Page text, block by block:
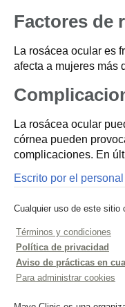
Factores de
La rosácea ocular es
afecta a mujeres más
La rosácea ocular
córnea pueden
complicaciones. En
Escrito por el
Cualquier uso de este sitio
Términos y condiciones
Política de privacidad
Aviso de prácticas en
Para administrar cookies